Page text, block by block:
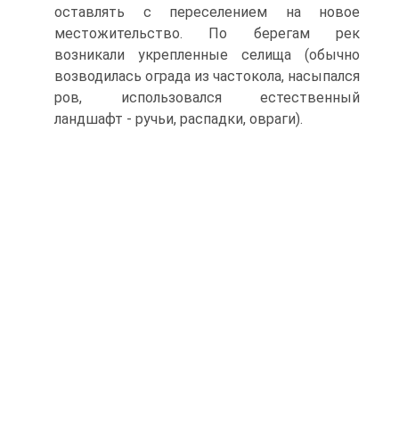
оставлять с переселением на новое
местожительство. По берегам рек
возникали укрепленные селища (обычно
возводилась ограда из частокола, насыпался
ров, использовался естественный
ландшафт - ручьи, распадки, овраги).